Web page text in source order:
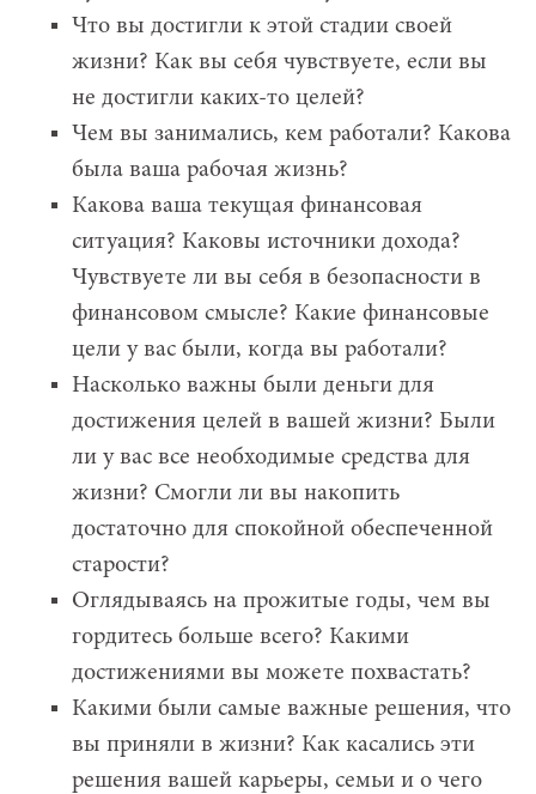
Что вы достигли к этой стадии своей
жизни? Как вы себя чувствуете, если вы
не достигли каких-то целей?
Чем вы занимались, кем работали? Какова
была ваша рабочая жизнь?
Какова ваша текущая финансовая
ситуация? Каковы источники дохода?
Чувствуете ли вы себя в безопасности в
финансовом смысле? Какие финансовые
цели у вас были, когда вы работали?
Насколько важны были деньги для
достижения целей в вашей жизни? Были
ли у вас все необходимые средства для
жизни? Смогли ли вы накопить
достаточно для спокойной обеспеченной
старости?
Оглядываясь на прожитые годы, чем вы
гордитесь больше всего? Какими
достижениями вы можете похвастать?
Какими были самые важные решения, что
вы приняли в жизни? Как касались эти
решения вашей карьеры, семьи и о чего